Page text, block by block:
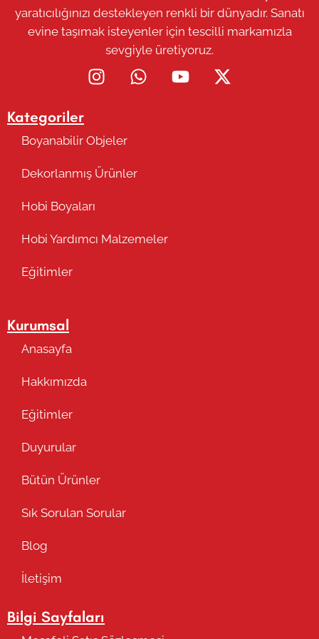
yaratıcılığınızı destekleyen renkli bir dünyadır. Sanatı
evine taşımak isteyenler için tescilli markamızla
sevgiyle üretiyoruz.
Kategoriler
Boyanabilir Objeler
Dekorlanmış Ürünler
Hobi Boyaları
Hobi Yardımcı Malzemeler
Eğitimler
Kurumsal
Anasayfa
Hakkımızda
Eğitimler
Duyurular
Bütün Ürünler
Sık Sorulan Sorular
Blog
İletişim
Bilgi Sayfaları